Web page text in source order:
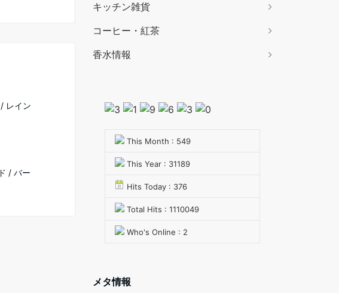
レイン
/ バー
キッチン雑貨
コーヒー・紅茶
香水情報
This Month : 549
This Year : 31189
Hits Today : 376
Total Hits : 1110049
Who's Online : 2
メタ情報